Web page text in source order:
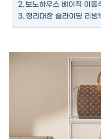
보노하우스 베이직 이동
정리대장 슬라이딩 리